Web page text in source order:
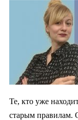
Те, кто уже
старым правилам.